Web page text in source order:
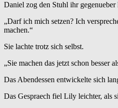
Daniel zog den Stuhl ihr gegenueber
„Darf ich mich setzen? Ich
machen.“
Sie lachte trotz sich selbst.
„Sie machen das jetzt schon besser
Das Abendessen entwickelte sich
Das Gespraech fiel Lily leichter, als